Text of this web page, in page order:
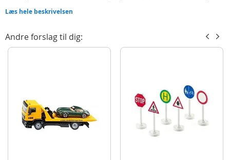
Indeholder:
Detaljer:
Produktdetaljer
Model
4006874017508
Læs hele beskrivelsen
Andre forslag til dig: